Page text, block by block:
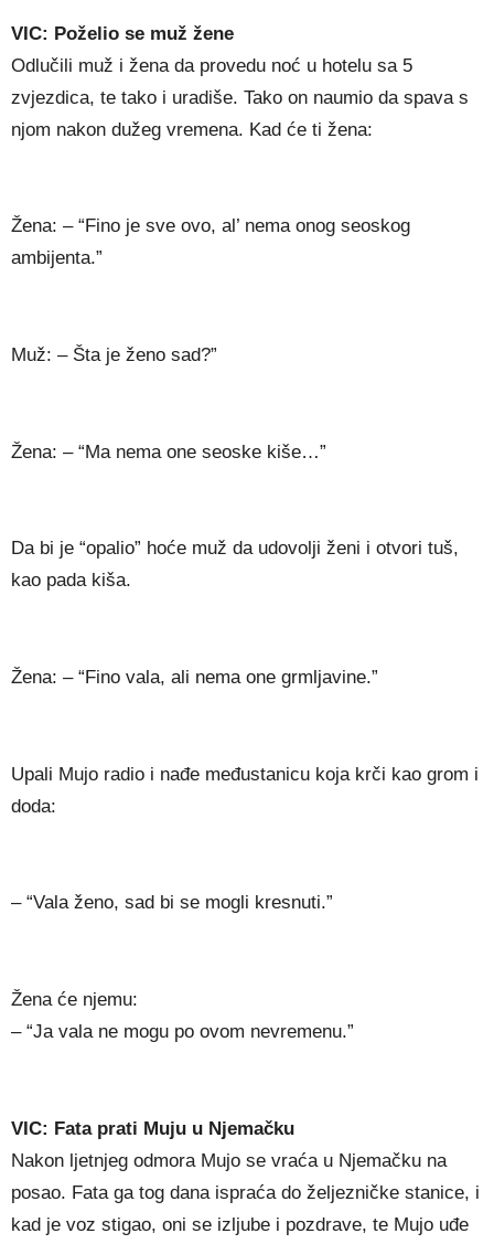
VIC: Poželio se muž žene
Odlučili muž i žena da provedu noć u hotelu sa 5
zvjezdica, te tako i uradiše. Tako on naumio da spava s
njom nakon dužeg vremena. Kad će ti žena:
Žena: – “Fino je sve ovo, al’ nema onog seoskog
ambijenta.”
Muž: – Šta je ženo sad?”
Žena: – “Ma nema one seoske kiše…”
Da bi je “opalio” hoće muž da udovolji ženi i otvori tuš,
kao pada kiša.
Žena: – “Fino vala, ali nema one grmljavine.”
Upali Mujo radio i nađe međustanicu koja krči kao grom i
doda:
– “Vala ženo, sad bi se mogli kresnuti.”
Žena će njemu:
– “Ja vala ne mogu po ovom nevremenu.”
VIC: Fata prati Muju u Njemačku
Nakon ljetnjeg odmora Mujo se vraća u Njemačku na
posao. Fata ga tog dana ispraća do željezničke stanice, i
kad je voz stigao, oni se izljube i pozdrave, te Mujo uđe